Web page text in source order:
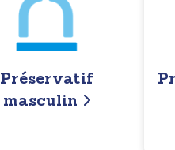
Préservatif
masculin